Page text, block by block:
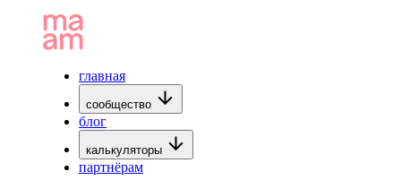
главная
сообщество
блог
калькуляторы
партнёрам